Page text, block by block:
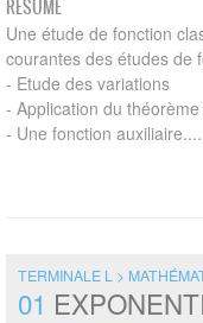
RÉSUMÉ
Une étude de fonction
courantes des études de
- Etude des variations
- Application du
- Une fonction auxiliaire....
TERMINALE L >
01